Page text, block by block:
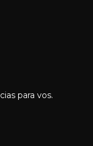
para vos.